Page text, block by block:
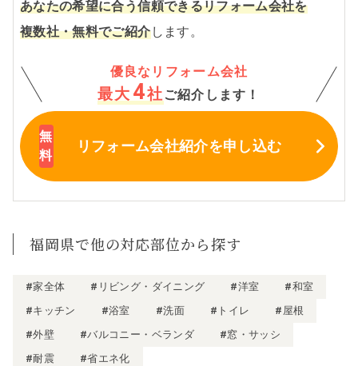
あなたの希望に合う信頼できるリフォーム会社を
複数社・無料でご紹介します。
優良なリフォーム会社
最大 4社 ご紹介します！
リフォーム会社紹介を申し込む
福岡県で他の対応部位から探す
#家全体 #リビング・ダイニング #洋室
#和室
#キッチン
#浴室 #洗面 #トイレ
#屋根
#外壁
#バルコニー・ベランダ
#窓・サッシ
#耐震
#省エネ化